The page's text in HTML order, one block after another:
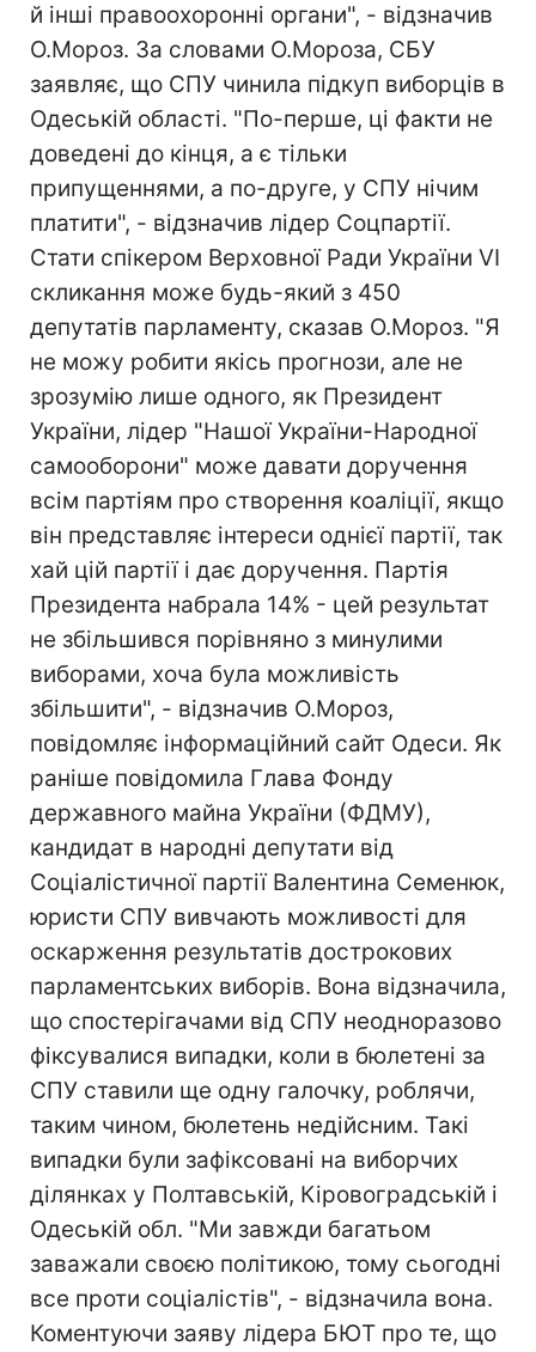
й інші правоохоронні органи", - відзначив
О.Мороз. За словами О.Мороза, СБУ
заявляє, що СПУ чинила підкуп виборців в
Одеській області. "По-перше, ці факти не
доведені до кінця, а є тільки
припущеннями, а по-друге, у СПУ нічим
платити", - відзначив лідер Соцпартії.
Стати спікером Верховної Ради України VI
скликання може будь-який з 450
депутатів парламенту, сказав О.Мороз. "Я
не можу робити якісь прогнози, але не
зрозумію лише одного, як Президент
України, лідер "Нашої України-Народної
самооборони" може давати доручення
всім партіям про створення коаліції, якщо
він представляє інтереси однієї партії, так
хай цій партії і дає доручення. Партія
Президента набрала 14% - цей результат
не збільшився порівняно з минулими
виборами, хоча була можливість
збільшити", - відзначив О.Мороз,
повідомляє інформаційний сайт Одеси. Як
раніше повідомила Глава Фонду
державного майна України (ФДМУ),
кандидат в народні депутати від
Соціалістичної партії Валентина Семенюк,
юристи СПУ вивчають можливості для
оскарження результатів дострокових
парламентських виборів. Вона відзначила,
що спостерігачами від СПУ неодноразово
фіксувалися випадки, коли в бюлетені за
СПУ ставили ще одну галочку, роблячи,
таким чином, бюлетень недійсним. Такі
випадки були зафіксовані на виборчих
ділянках у Полтавській, Кіровоградській і
Одеській обл. "Ми завжди багатьом
заважали своєю політикою, тому сьогодні
все проти соціалістів", - відзначила вона.
Коментуючи заяву лідера БЮТ про те, що